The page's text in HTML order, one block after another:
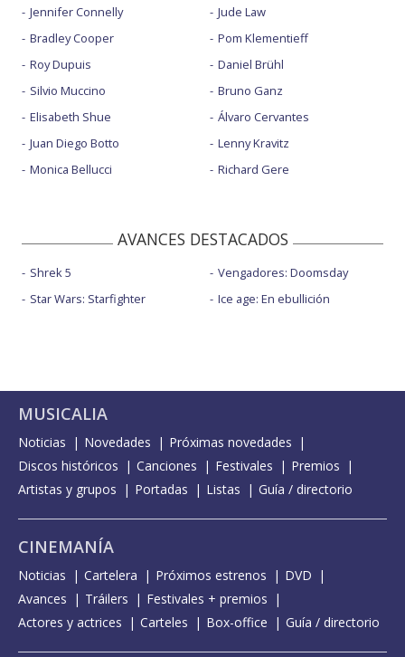
Jennifer Connelly
Bradley Cooper
Roy Dupuis
Silvio Muccino
Elisabeth Shue
Juan Diego Botto
Monica Bellucci
Jude Law
Pom Klementieff
Daniel Brühl
Bruno Ganz
Álvaro Cervantes
Lenny Kravitz
Richard Gere
AVANCES DESTACADOS
Shrek 5
Star Wars: Starfighter
Vengadores: Doomsday
Ice age: En ebullición
MUSICALIA
Noticias Novedades
Próximas novedades
Discos históricos
Canciones Festivales
Premios
Artistas y grupos
Portadas Listas Guía / directorio
CINEMANÍA
Noticias Cartelera Próximos estrenos
DVD
Avances
Tráilers
Festivales + premios
Actores y actrices
Carteles Box-office Guía / directorio